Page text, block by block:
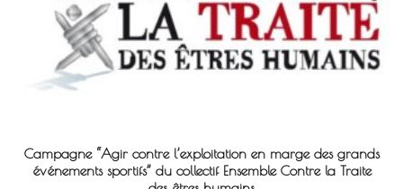
Campagne “Agir contre l’exploitation en marge des grands
événements sportifs” du collectif Ensemble Contre la Traite